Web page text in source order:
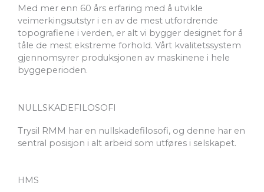
Med mer enn 60 års erfaring med å utvikle
veimerkingsutstyr i en av de mest utfordrende
topografiene i verden, er alt vi bygger designet for å
tåle de mest ekstreme forhold. Vårt kvalitetssystem
gjennomsyrer produksjonen av maskinene i hele
byggeperioden.
NULLSKADEFILOSOFI
Trysil RMM har en nullskadefilosofi, og denne har en
sentral posisjon i alt arbeid som utføres i selskapet.
HMS